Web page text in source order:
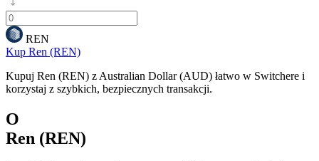
REN
Kup Ren (REN)
Kupuj Ren (REN) z Australian Dollar (AUD) łatwo w Switchere i
korzystaj z szybkich, bezpiecznych transakcji.
O
Ren (REN)